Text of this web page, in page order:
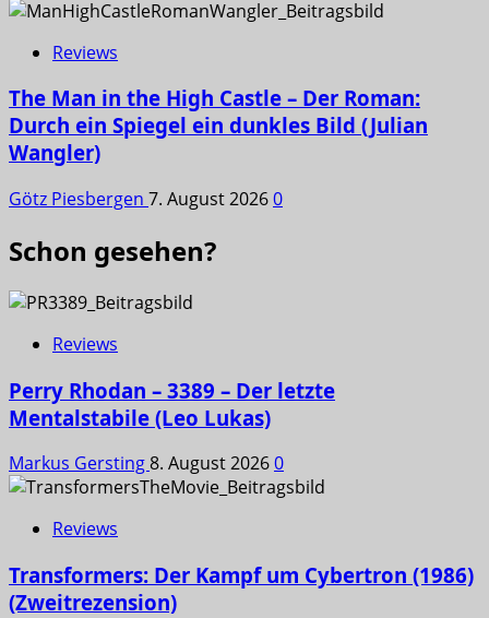
Reviews
The Man in the High Castle – Der Roman:
Durch ein Spiegel ein dunkles Bild (Julian
Wangler)
Götz Piesbergen 7. August 20260
Schon gesehen?
Reviews
Perry Rhodan – 3389 – Der letzte
Mentalstabile (Leo Lukas)
Markus Gersting8. August 20260
Reviews
Transformers: Der Kampf um Cybertron (1986)
(Zweitrezension)